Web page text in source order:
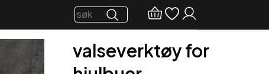
valseverktøy for